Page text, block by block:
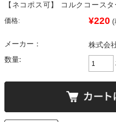
【ネコポス可】 コルクコー
価格: ¥220
メーカー：
株式会
数量: